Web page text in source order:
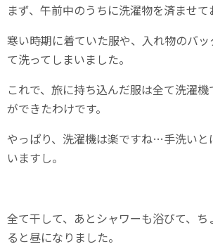
まず、午前中のうちに洗濯物を済ませて
寒い時期に着ていた服や、入れ物のバ
て洗ってしまいました。
これで、旅に持ち込んだ服は全て洗濯
ができたわけです。
やっぱり、洗濯機は楽ですね…手洗いと
いますし。
全て干して、あとシャワーも浴びて、ち
ると昼になりました。